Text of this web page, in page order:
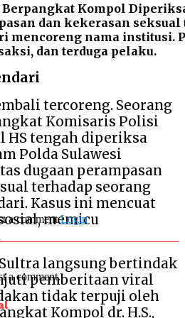
Kompol
dan kekerasan
mencoreng nama institusi.
dan terduga pelaku.
tercoreng. Seorang
Komisaris Polisi
HS tengah diperiksa
Polda Sulawesi
dugaan perampasan
terhadap seorang
Kasus ini mencuat
memicu
langsung bertindak
pemberitaan viral
tidak terpuji oleh
Kompol dr. H.S.,
a commentLogin
a comment.